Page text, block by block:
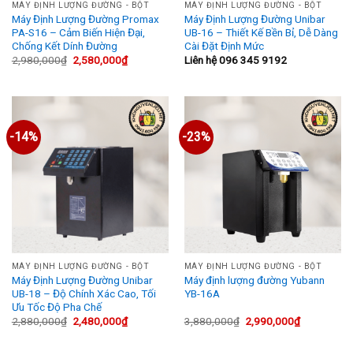
MÁY ĐỊNH LƯỢNG ĐƯỜNG - BỘT
Máy Định Lượng Đường Promax
PA-S16 – Cảm Biến Hiện Đại,
Chống Kết Dính Đường
2,980,000₫ Giá
gốc
2,580,000₫Giá
hiện
2,580,000₫.
MÁY ĐỊNH LƯỢNG ĐƯỜNG - BỘT
Máy Định Lượng Đường Unibar
UB-16 – Thiết Kế Bền Bỉ, Dễ Dàng
Cài Đặt Định Mức
Liên hệ 096 345 9192
-14%
MÁY ĐỊNH LƯỢNG ĐƯỜNG - BỘT
Máy Định Lượng Đường Unibar
UB-18 – Độ Chính Xác Cao, Tối
Ưu Tốc Độ Pha Chế
2,880,000₫ Giá
gốc
2,480,000₫Giá
hiện
-23%
MÁY ĐỊNH LƯỢNG ĐƯỜNG - BỘT
Máy định lượng đường Yubann
YB-16A
3,880,000₫ Giá
gốc
2,990,000₫Giá
hiện